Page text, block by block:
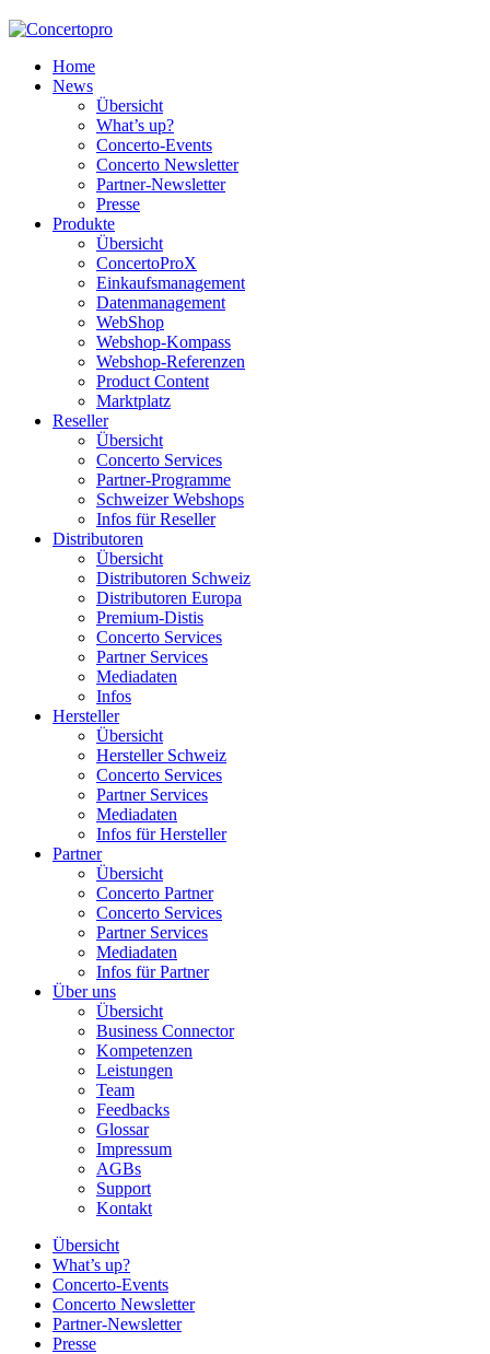
Home
News
Übersicht
What’s up?
Concerto-Events
Concerto Newsletter
Partner-Newsletter
Presse
Produkte
Übersicht
ConcertoProX
Einkaufsmanagement
Datenmanagement
WebShop
Webshop-Kompass
Webshop-Referenzen
Product Content
Marktplatz
Reseller
Übersicht
Concerto Services
Partner-Programme
Schweizer Webshops
Infos für Reseller
Distributoren
Übersicht
Distributoren Schweiz
Distributoren Europa
Premium-Distis
Concerto Services
Partner Services
Mediadaten
Infos
Hersteller
Übersicht
Hersteller Schweiz
Concerto Services
Partner Services
Mediadaten
Infos für Hersteller
Partner
Übersicht
Concerto Partner
Concerto Services
Partner Services
Mediadaten
Infos für Partner
Über uns
Übersicht
Business Connector
Kompetenzen
Leistungen
Team
Feedbacks
Glossar
Impressum
AGBs
Support
Kontakt
Übersicht
What’s up?
Concerto-Events
Concerto Newsletter
Partner-Newsletter
Presse